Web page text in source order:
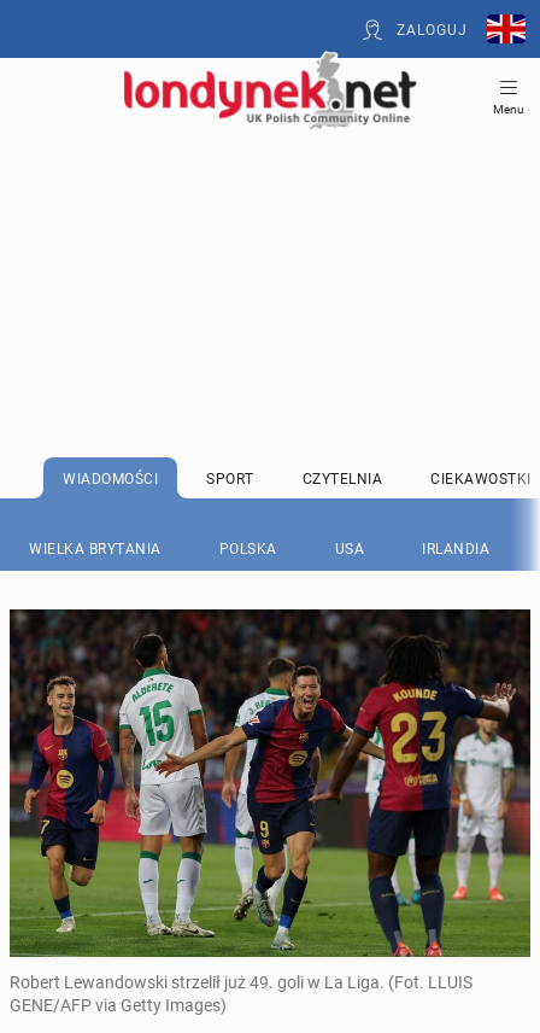
ZALOGUJ
Menu
WIADOMOŚCI SPORT CZYTELNIA CIEKAWOSTKI
WIELKA BRYTANIA POLSKA USA IRLANDIA
Robert Lewandowski strzelił już 49. goli w La Liga. (Fot. LLUIS
GENE/AFP via Getty Images)